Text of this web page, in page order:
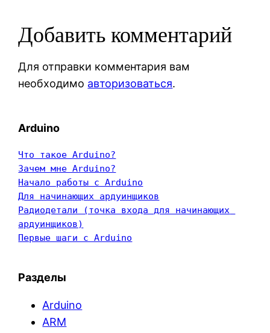
Добавить комментарий
Для отправки комментария вам
необходимо авторизоваться.
Arduino
Что такое Arduino?
Зачем мне Arduino?
Начало работы с Arduino
Для начинающих ардуинщиков
Радиодетали (точка входа для начинающих
ардуинщиков)
Первые шаги с Arduino
Разделы
Arduino
ARM